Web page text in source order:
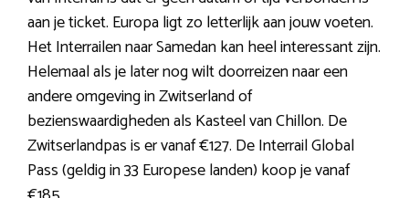
aan je ticket. Europa ligt zo letterlijk aan jouw voeten.
Het Interrailen naar Samedan kan heel interessant zijn.
Helemaal als je later nog wilt doorreizen naar een
andere omgeving in Zwitserland of
bezienswaardigheden als Kasteel van Chillon. De
Zwitserlandpas is er vanaf €127. De Interrail Global
Pass (geldig in 33 Europese landen) koop je vanaf